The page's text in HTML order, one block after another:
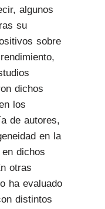
algunos
su
sobre
dichos
los
de autores,
en la
dichos
otras
ha evaluado
distintos